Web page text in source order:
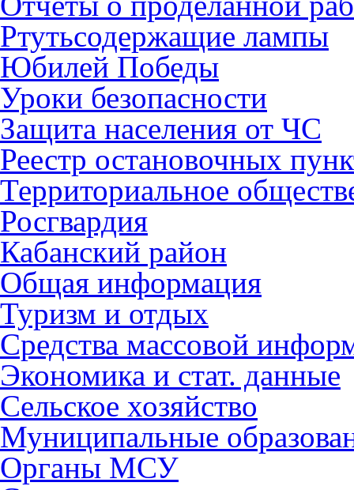
Ртутьсодержащие лампы
Юбилей Победы
Уроки безопасности
Защита населения от ЧС
Реестр остановочных
Территориальное
Росгвардия
Кабанский район
Общая информация
Туризм и отдых
Средства массовой
Экономика и стат. данные
Сельское хозяйство
Муниципальные
Органы МСУ